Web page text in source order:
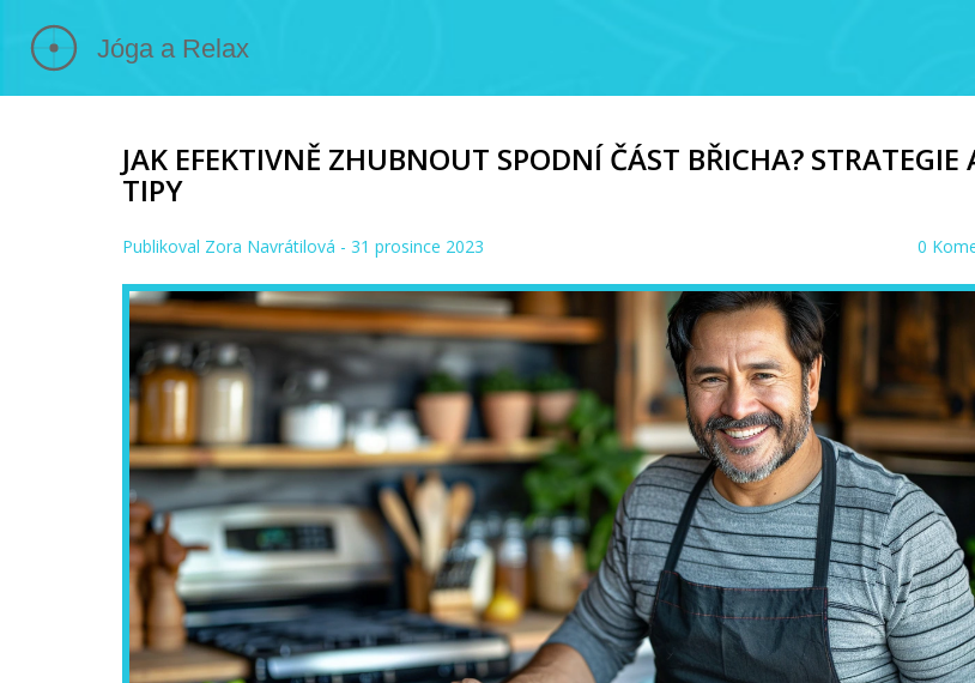
JAK EFEKTIVNĚ ZHUBNOUT SPODNÍ ČÁST BŘICHA? STRATEGIE
TIPY
Publikoval Zora Navrátilová - 31 prosince 2023 0